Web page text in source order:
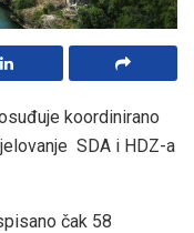
koordinirano
SDA i HDZ-a
čak 58